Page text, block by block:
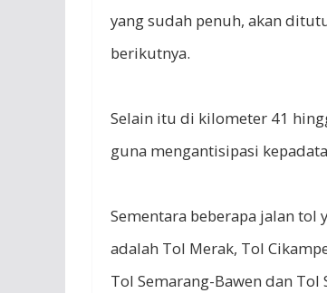
yang sudah penuh, akan
berikutnya.
Selain itu di kilometer 41
guna mengantisipasi
Sementara beberapa jalan
adalah Tol Merak, Tol
Tol Semarang-Bawen dan Tol